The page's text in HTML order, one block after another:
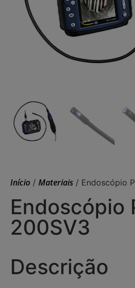
Início / Materiais / Endoscópio
Endoscópio
200SV3
Descrição